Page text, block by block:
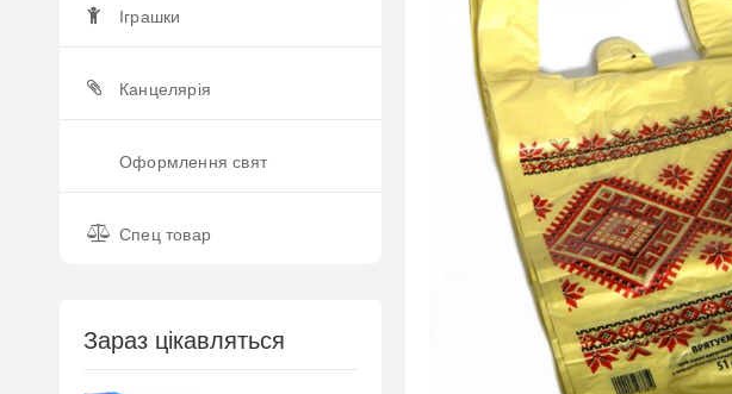
Іграшки
Канцелярія
Оформлення свят
Спец товар
Зараз цікавляться